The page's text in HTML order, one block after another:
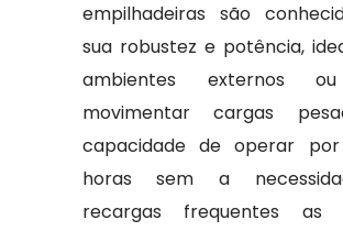
empilhadeiras são
sua robustez e potência,
ambientes externos
movimentar cargas
capacidade de operar por
horas sem a
recargas frequentes as